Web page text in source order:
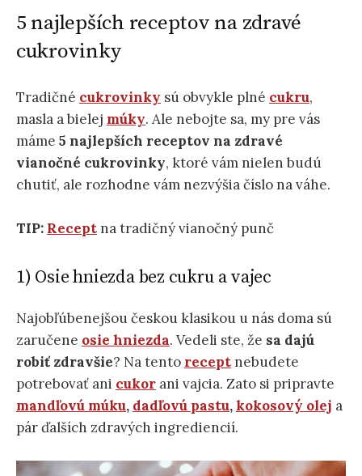
5 najlepších receptov na zdravé
cukrovinky
Tradičné cukrovinky sú obvykle plné cukru,
masla a bielej múky. Ale nebojte sa, my pre vás
máme 5 najlepších receptov na zdravé
vianočné cukrovinky, ktoré vám nielen budú
chutiť, ale rozhodne vám nezvýšia číslo na váhe.
TIP: Recept na tradičný vianočný punč
1) Osie hniezda bez cukru a vajec
Najobľúbenejšou českou klasikou u nás doma sú
zaručene osie hniezda. Vedeli ste, že sa dajú
robiť zdravšie? Na tento recept nebudete
potrebovať ani cukor ani vajcia. Zato si pripravte
mandľovú múku, dadľovú pastu, kokosový olej a
pár ďalších zdravých ingrediencií.